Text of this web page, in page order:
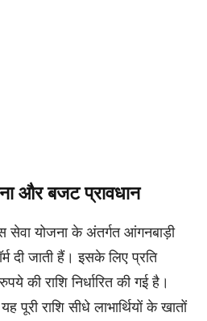
और बजट प्रावधान
सेवा योजना के अंतर्गत आंगनबाड़ी
दी जाती हैं। इसके लिए प्रति
की राशि निर्धारित की गई है।
राशि सीधे लाभार्थियों के खातों